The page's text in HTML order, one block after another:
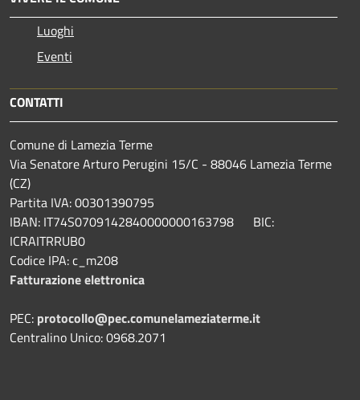
Luoghi
Eventi
CONTATTI
Comune di Lamezia Terme
Via Senatore Arturo Perugini 15/C - 88046 Lamezia Terme
(CZ)
Partita IVA: 00301390795
IBAN: IT74S0709142840000000163798 BIC:
ICRAITRRUB0
Codice IPA: c_m208
Fatturazione elettronica
PEC: protocollo@pec.comunelameziaterme.it
Centralino Unico: 0968.2071